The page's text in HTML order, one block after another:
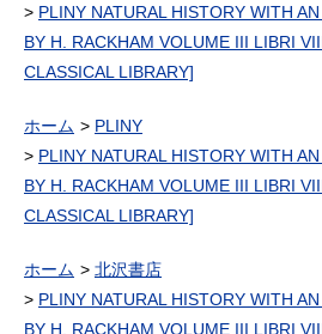
PLINY NATURAL HISTORY WITH
BY H. RACKHAM VOLUME III LIBRI
CLASSICAL LIBRARY]
ホーム
PLINY
PLINY NATURAL HISTORY WITH
BY H. RACKHAM VOLUME III LIBRI
CLASSICAL LIBRARY]
ホーム
北沢書店
PLINY NATURAL HISTORY WITH
BY H. RACKHAM VOLUME III LIBRI